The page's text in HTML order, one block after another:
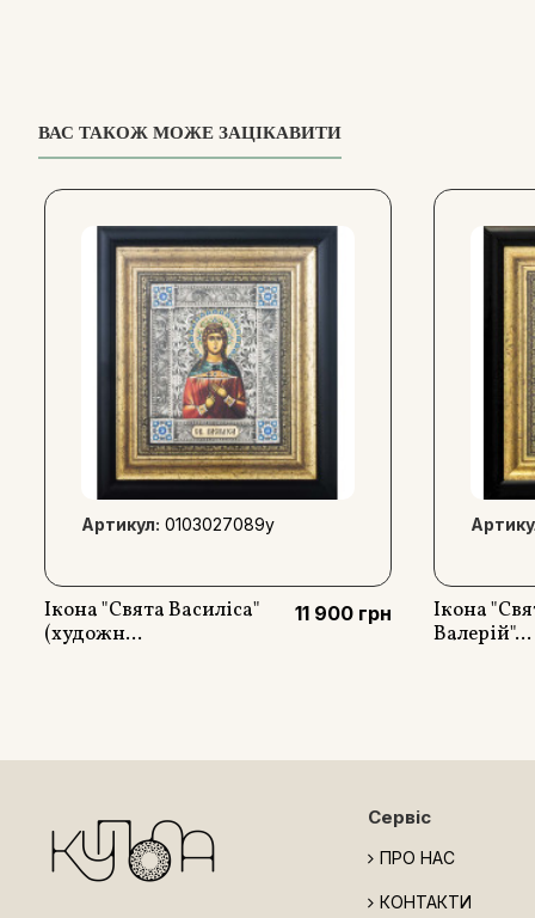
ВАС ТАКОЖ МОЖЕ ЗАЦІКАВИТИ
Артикул: 0103027089y
Ікона "Свята Василіса"
(художн...
11 900 грн
Ікона
Валерій"...
Сервіс
ПРО НАС
КОНТАКТИ